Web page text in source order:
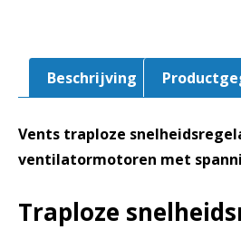
Beschrijving
Vents traploze
ventilatormotoren met
Traploze